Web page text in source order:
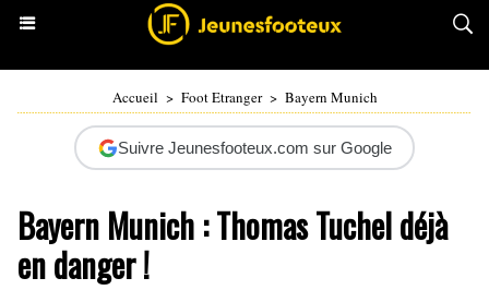
Accueil > Foot Etranger > Bayern Munich
Suivre Jeunesfooteux.com sur Google
Bayern Munich : Thomas Tuchel déjà
en danger !